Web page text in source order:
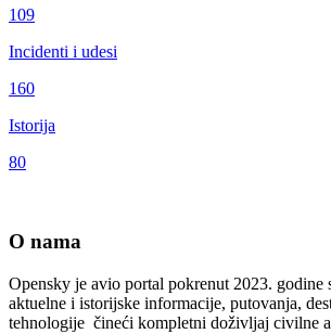
109
Incidenti i udesi
160
Istorija
80
O nama
Opensky je avio portal pokrenut 2023. godine
aktuelne i istorijske informacije, putovanja,
tehnologije čineći kompletni doživljaj civilne